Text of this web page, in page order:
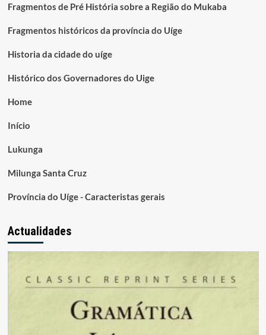
Fragmentos de Pré História sobre a Região do Mukaba
Fragmentos históricos da província do Uíge
Historia da cidade do uíge
Histórico dos Governadores do Uige
Home
Início
Lukunga
Milunga Santa Cruz
Província do Uíge - Caracteristas gerais
Actualidades